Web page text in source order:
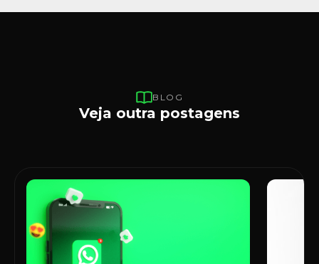
BLOG
Veja outra postagens